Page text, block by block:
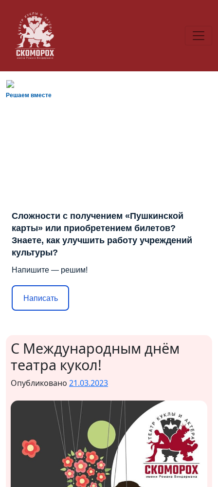
Решаем вместе
Сложности с получением «Пушкинской
карты» или приобретением билетов?
Знаете, как улучшить работу учреждений
культуры?
Напишите — решим!
Написать
С Международным днём
театра кукол!
Опубликовано 21.03.2023